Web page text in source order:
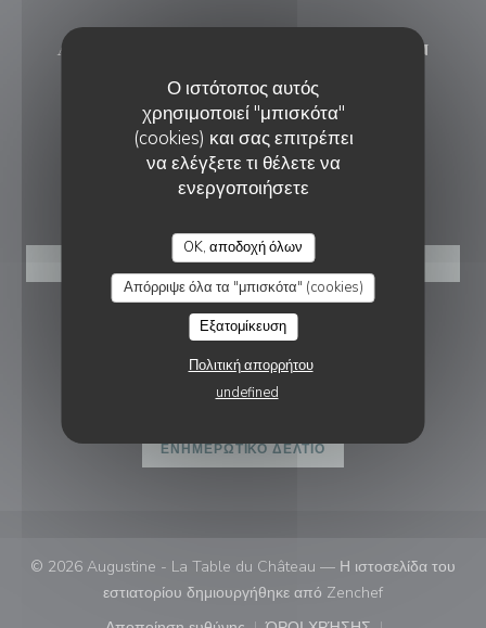
Ο ιστότοπος αυτός
χρησιμοποιεί "μπισκότα"
(cookies) και σας επιτρέπει
να ελέγξετε τι θέλετε να
ενεργοποιήσετε
OK, αποδοχή όλων
Απόρριψε όλα τα "μπισκότα" (cookies)
Εξατομίκευση
Πολιτική απορρήτου
undefined
Augustine - La Table du Château
Allée des Marronniers 95560 Maffliers
01 34 08 35 17
ΚΡΆΤΗΣΗ
ΚΆΝΤΕ ΚΡΆΤΗΣΗ ΤΡΑΠΕΖΙΟΎ
ΑΚΟΛΟΥΘΉΣΤΕ ΜΑΣ
Facebook ((ανοίγει σε νέο
Instagram ((ανοίγει σε νέο
ΕΝΗΜΕΡΩΤΙΚΌ ΔΕΛΤΊΟ
© 2026 Augustine - La Table du Château — Η ιστοσελίδα του
εστιατορίου δημιουργήθηκε από Zenchef((ανοίγει σε